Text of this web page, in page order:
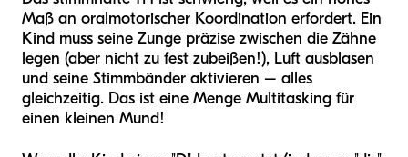
Maß an oralmotorischer Koordination erfordert. Ein
Kind muss seine Zunge präzise zwischen die Zähne
legen (aber nicht zu fest zubeißen!), Luft ausblasen
und seine Stimmbänder aktivieren – alles
gleichzeitig. Das ist eine Menge Multitasking für
einen kleinen Mund!